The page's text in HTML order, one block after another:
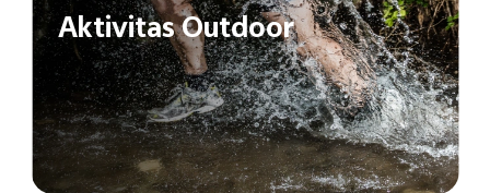
Aktivitas Outdoor